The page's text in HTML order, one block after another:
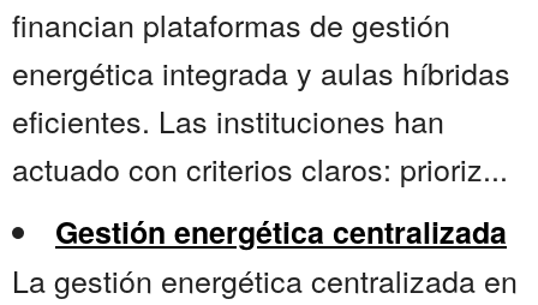
financian plataformas de gestión
energética integrada y aulas híbridas
eficientes. Las instituciones han
actuado con criterios claros: prioriz...
Gestión energética centralizada
La gestión energética centralizada en